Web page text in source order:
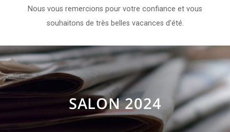
Nous vous remercions pour votre confiance et vous
souhaitons de très belles vacances d’été.
SALON 2024